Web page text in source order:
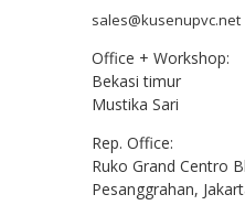
sales@kusenupvc.net
Office + Workshop:
Bekasi timur
Mustika Sari
Rep. Office:
Ruko Grand Centro
Pesanggrahan,